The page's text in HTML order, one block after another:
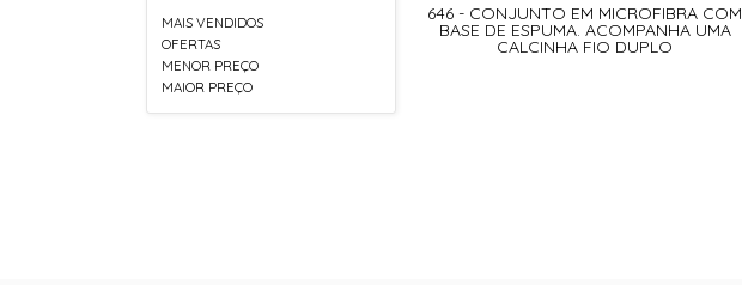
MAIS VENDIDOS
OFERTAS
MENOR PREÇO
MAIOR PREÇO
646 - CONJUNTO EM MICROFIBRA COM
BASE DE ESPUMA. ACOMPANHA UMA
CALCINHA FIO DUPLO